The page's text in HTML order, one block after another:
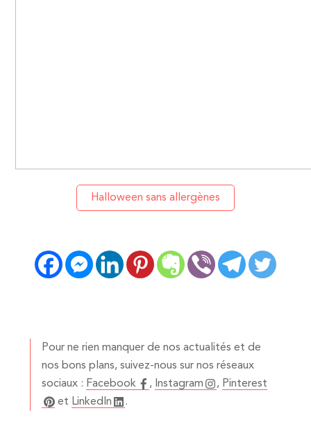
Halloween sans allergènes
Pour ne rien manquer de nos actualités et de
nos bons plans, suivez-nous sur nos réseaux
sociaux : Facebook , Instagram , Pinterest
et LinkedIn .